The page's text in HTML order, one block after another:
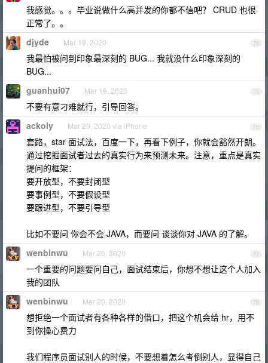
我感觉。。。毕业说做什么高并发的你都不信吧？ CRUD 也很
正常了。。
74
djyde Mar 19, 2020
我最怕被问到印象最深刻的 BUG... 我就没什么印象深刻的
BUG...
75
guanhui07 Mar 19, 2020
不要有意刁难就行，引导回答。
76
ackoly Mar 20, 2020 via iPhone
套路，star 面试法，百度一下，再看下例子，你就会豁然开朗。
通过挖掘面试者过去的真实行为来预测未来。注意，重点是真实
提问的框架：
要开放型，不要封闭型
要事例型，不要假设型
要跟进型，不要引导型
比如不要问 你会不会 JAVA，而要问 谈谈你对 JAVA 的了解。
77
wenbinwu Mar 20, 2020
一个重要的问题要问自己，面试结束后，你想不想让这个人加入
我的团队
78
wenbinwu Mar 20, 2020
想拒绝一个面试者有各种各样的借口，把这个机会给 hr，用不
到你操心费力
我们程序员面试别人的时候，不要想着怎么考倒别人，显得自己